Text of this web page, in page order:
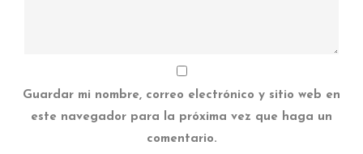
Guardar mi nombre, correo electrónico y sitio web en
este navegador para la próxima vez que haga un
comentario.